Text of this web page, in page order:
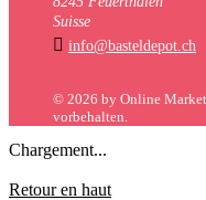
Suisse
 info@basteldepot.ch
© 2026 by Online
vorbehalten.
Chargement...
Retour en haut